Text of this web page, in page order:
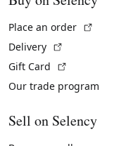
Place an order
Delivery
Gift Card
Our trade program
Sell on Selency